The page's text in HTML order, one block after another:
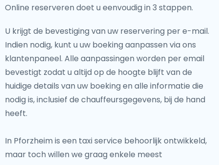
Online reserveren doet u eenvoudig in 3 stappen.
U krijgt de bevestiging van uw reservering per e-mail.
Indien nodig, kunt u uw boeking aanpassen via ons
klantenpaneel. Alle aanpassingen worden per email
bevestigt zodat u altijd op de hoogte blijft van de
huidige details van uw boeking en alle informatie die
nodig is, inclusief de chauffeursgegevens, bij de hand
heeft.
In Pforzheim is een taxi service behoorlijk ontwikkeld,
maar toch willen we graag enkele meest